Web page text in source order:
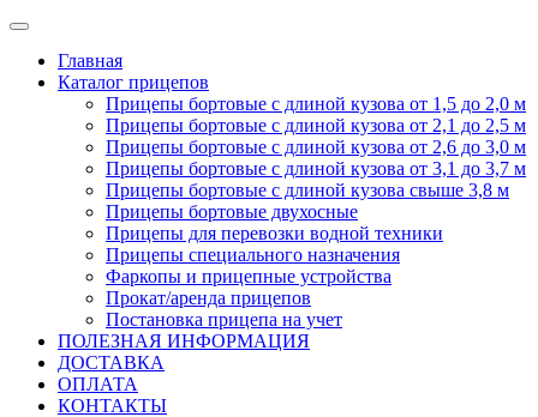
Главная
Каталог прицепов
Прицепы бортовые с длиной кузова от 1,5 до 2,0 м
Прицепы бортовые с длиной кузова от 2,1 до 2,5 м
Прицепы бортовые с длиной кузова от 2,6 до 3,0 м
Прицепы бортовые с длиной кузова от 3,1 до 3,7 м
Прицепы бортовые с длиной кузова свыше 3,8 м
Прицепы бортовые двухосные
Прицепы для перевозки водной техники
Прицепы специального назначения
Фаркопы и прицепные устройства
Прокат/аренда прицепов
Постановка прицепа на учет
ПОЛЕЗНАЯ ИНФОРМАЦИЯ
ДОСТАВКА
ОПЛАТА
КОНТАКТЫ